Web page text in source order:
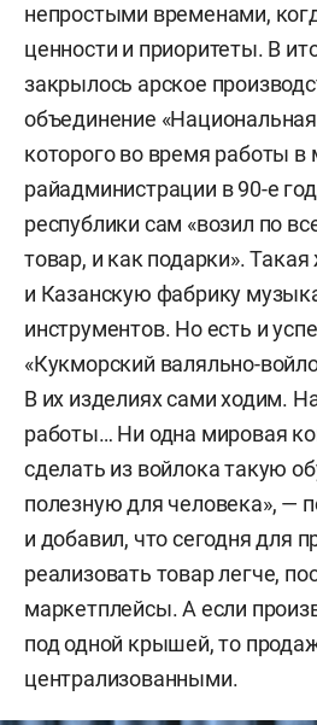
непростыми временами,
ценности и приоритеты. В
закрылось арское
объединение
которого во время работы в
райадминистрации в 90-е
республики сам «возил по
товар, и как подарки».
и Казанскую фабрику
инструментов. Но есть и
«Кукморский валяльно-
В их изделиях сами ходим.
работы… Ни одна мировая
сделать из войлока такую
полезную для человека», —
и добавил, что сегодня для
реализовать товар легче,
маркетплейсы. А если
под одной крышей, то
централизованными.